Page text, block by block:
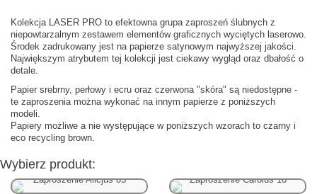
Kolekcja LASER PRO to efektowna grupa zaproszeń ślubnych z
niepowtarzalnym zestawem elementów graficznych wyciętych laserowo.
Środek zadrukowany jest na papierze satynowym najwyższej jakości.
Największym atrybutem tej kolekcji jest ciekawy wygląd oraz dbałość o
detale.
Papier srebrny, perłowy i ecru oraz czerwona "skóra" są niedostępne -
te zaproszenia można wykonać na innym papierze z poniższych
modeli.
Papiery możliwe a nie występujące w poniższych wzorach to czarny i
eco recycling brown.
Wybierz produkt:
Zaproszenie Alicjus 05 Zaproszenie Carolus 16